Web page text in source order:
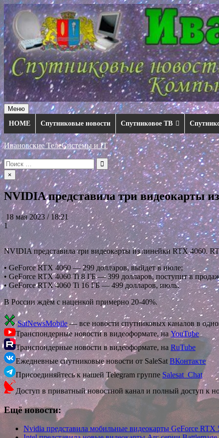
Перейти
к
содержимому
Меню
HOME
Спутниковые новости Спутниковое ТВ
Ивановские ТелеСистемы и IT
Искать:
×
NVIDIA представила три видеокарты
18 мая 2023 / 18:21
1
NVIDIA представила три видеокарты из линейки RTX 4060.
• GeForce RTX 4060 — 299 долларов, выйдет в июле;
• GeForce RTX 4060 Ti 8 ГБ — 399 долларов, поступит в
• GeForce RTX 4060 Ti 16 ГБ — 499 долларов, июль.
В России ждём с наценкой примерно 20-40%.
SatNewsMobile— все новости спутниковых каналов в
Транспондерные новости в видеоформате, на YouTube
Транспондерные новости в видеоформате, на RuTube
Ежедневные спутниковые новости от SaleSat ВКонтакте
Присоединяйтесь к нашей Telegram группе Salesat_Chat
Доступ в приватный новостной канал и полный доступ к
Ещё новости:
Nvidia представила мобильные видеокарты GeForce RTX